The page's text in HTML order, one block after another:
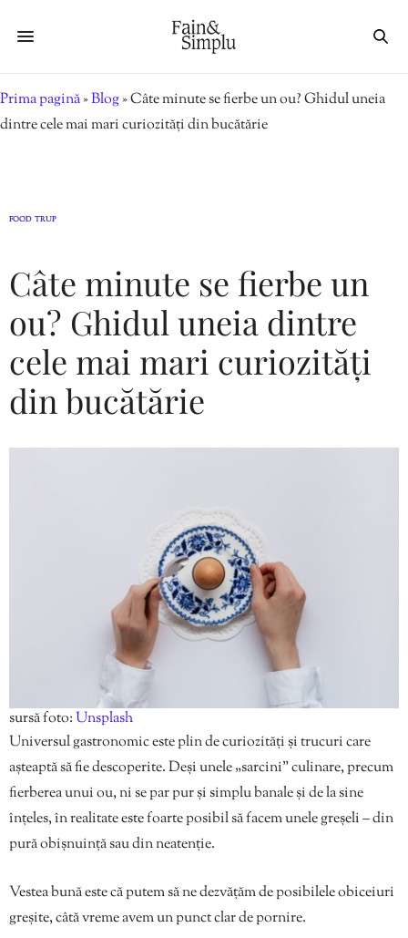
Prima pagină»Blog»Câte minute se fierbe un ou? Ghidul uneia
dintre cele mai mari curiozități din bucătărie
FOOD TRUP
Câte minute se fierbe un
ou? Ghidul uneia dintre
cele mai mari curiozități
din bucătărie
sursă foto:Unsplash
Universul gastronomic este plin de curiozități și trucuri care
așteaptă să fie descoperite. Deși unele „sarcini” culinare, precum
fierberea unui ou, ni se par pur și simplu banale și de la sine
înțeles, în realitate este foarte posibil să facem unele greșeli – din
pură obișnuință sau din neatenție.
Vestea bună este că putem să ne dezvățăm de posibilele obiceiuri
greșite, câtă vreme avem un punct clar de pornire.